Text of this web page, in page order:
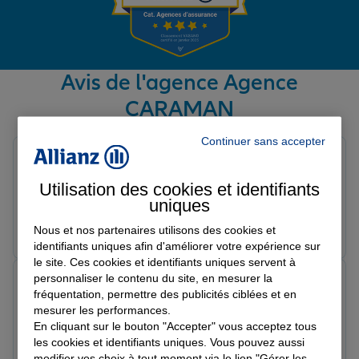
Garantie des accidents de la vie
Assurance scolaire
Protection juridique
Retraite
Tous nos devis d'assurance
Avis de l'agence Agence
CARAMAN
Le 11/02/2026 - Agence CARAMAN
luna c.
Prendre un RDV Voir l'agence
Note de 5 sur 5
Le 11/02/2026 - Agence CARAMAN
Marina S.
Prendre un RDV Voir l'agence
Continuer sans accepter
Utilisation des cookies et identifiants
uniques
Nous et nos partenaires utilisons des cookies et
identifiants uniques afin d'améliorer votre expérience sur
le site. Ces cookies et identifiants uniques servent à
personnaliser le contenu du site, en mesurer la
fréquentation, permettre des publicités ciblées et en
mesurer les performances.
En cliquant sur le bouton "Accepter" vous acceptez tous
les cookies et identifiants uniques. Vous pouvez aussi